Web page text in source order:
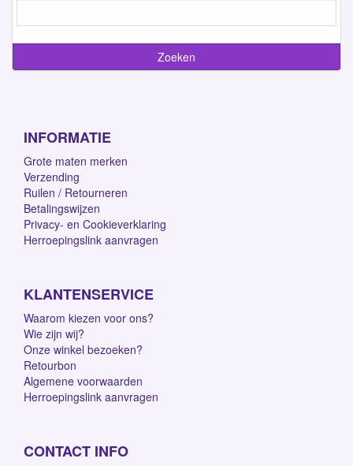
INFORMATIE
Grote maten merken
Verzending
Ruilen / Retourneren
Betalingswijzen
Privacy- en Cookieverklaring
Herroepingslink aanvragen
KLANTENSERVICE
Waarom kiezen voor ons?
Wie zijn wij?
Onze winkel bezoeken?
Retourbon
Algemene voorwaarden
Herroepingslink aanvragen
CONTACT INFO